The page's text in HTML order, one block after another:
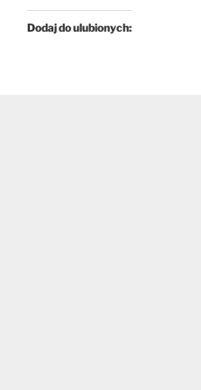
Dodaj do ulubionych: